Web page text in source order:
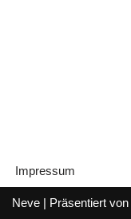
Impressum
Neve | Präsentiert von